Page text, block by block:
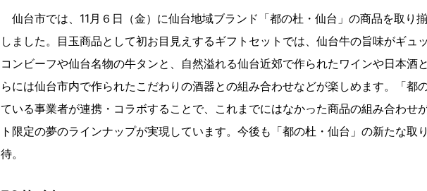
仙台市では、11月６日（金）に仙台地域ブランド「都の杜・仙台」の商品を取り
しました。目玉商品として初お目見えするギフトセットでは、仙台牛の旨味がギュ
コンビーフや仙台名物の牛タンと、自然溢れる仙台近郊で作られたワインや日本酒
らには仙台市内で作られたこだわりの酒器との組み合わせなどが楽しめます。「都
ている事業者が連携・コラボすることで、これまでにはなかった商品の組み合わせ
ト限定の夢のラインナップが実現しています。今後も「都の杜・仙台」の新たな取
待。